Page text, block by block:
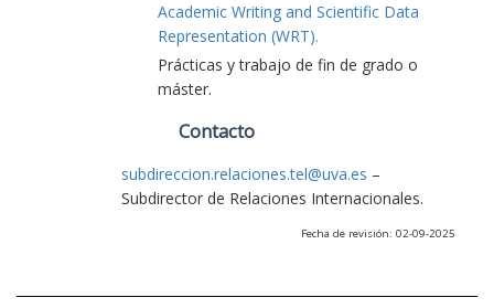
Academic Writing and Scientific Data
Representation (WRT).
Prácticas y trabajo de fin de grado o
máster.
Contacto
subdireccion.relaciones.tel@uva.es –
Subdirector de Relaciones Internacionales.
Fecha de revisión: 02-09-2025